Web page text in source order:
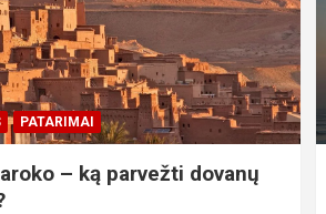
PATARIMAI
– ką parvežti dovanų